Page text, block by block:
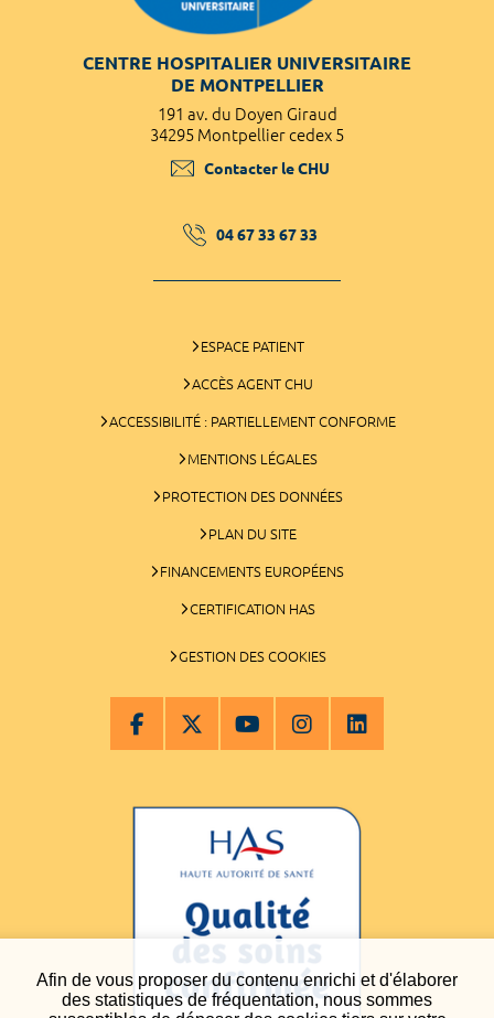
Afin de vous proposer du contenu enrichi et d'élaborer
des statistiques de fréquentation, nous sommes
CENTRE HOSPITALIER UNIVERSITAIRE
DE MONTPELLIER
191 av. du Doyen Giraud
34295 Montpellier cedex 5
Contacter le CHU
04 67 33 67 33
ESPACE PATIENT
ACCÈS AGENT CHU
ACCESSIBILITÉ : PARTIELLEMENT CONFORME
MENTIONS LÉGALES
PROTECTION DES DONNÉES
PLAN DU SITE
FINANCEMENTS EUROPÉENS
CERTIFICATION HAS
GESTION DES COOKIES